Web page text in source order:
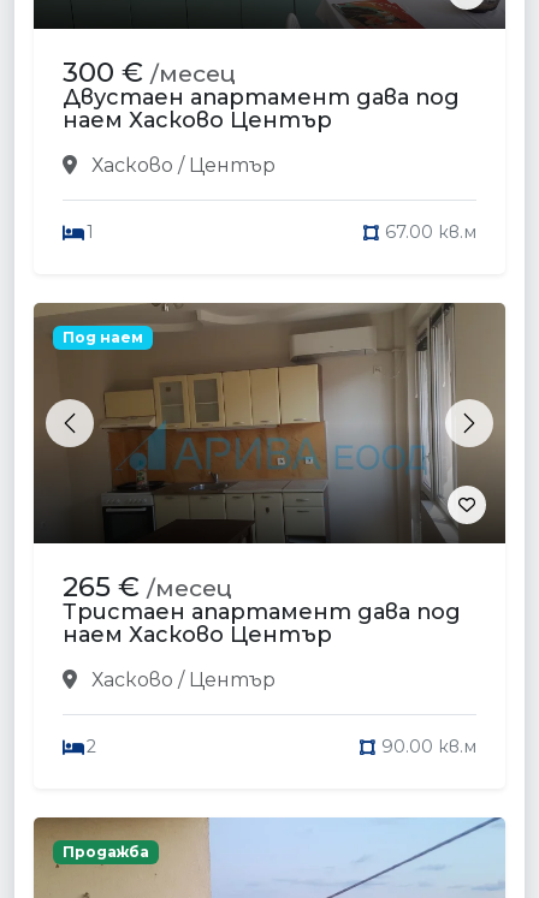
300 € /месец
Двустаен апартамент дава под
наем Хасково Център
Хасково / Център
1 67.00 кв.м
Previous Next
Под наем
265 € /месец
Тристаен апартамент дава под
наем Хасково Център
Хасково / Център
2 90.00 кв.м
Продажба